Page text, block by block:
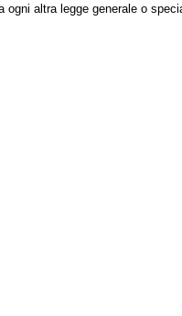
altra legge generale o